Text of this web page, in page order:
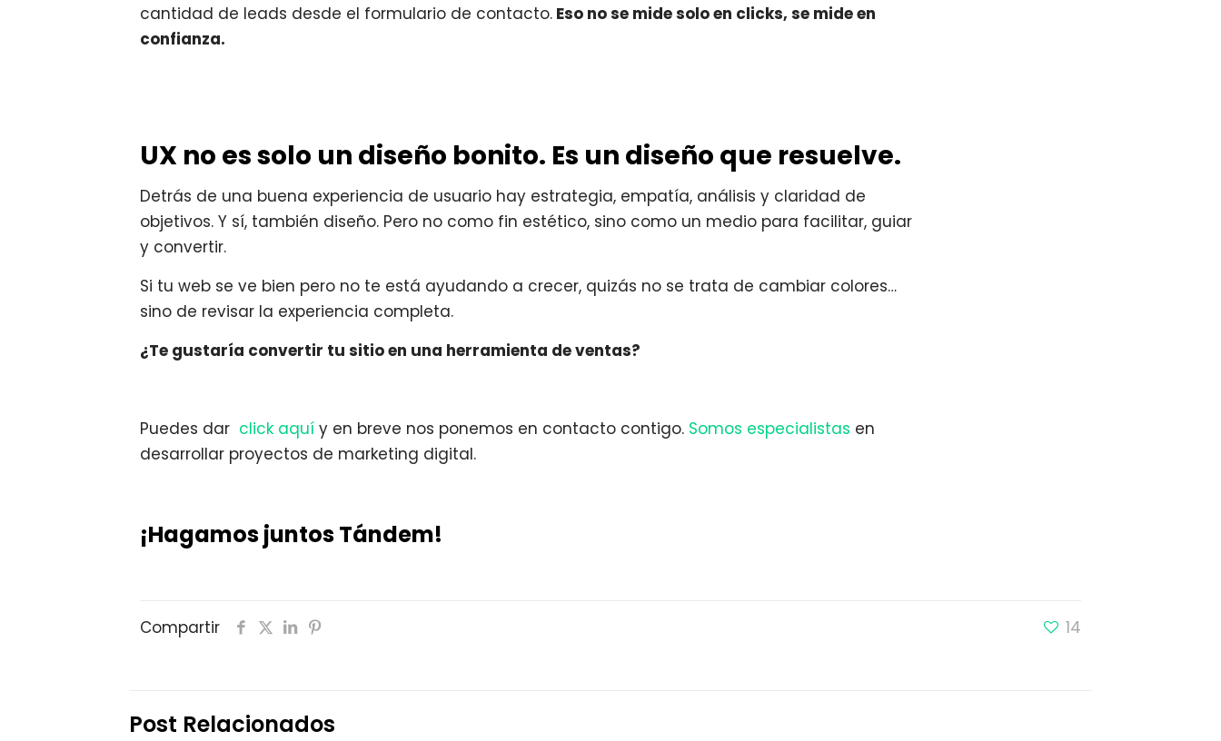
cantidad de leads desde el formulario de contacto. Eso no se mide solo en clicks, se mide en
confianza.
UX no es solo un diseño bonito. Es un diseño que resuelve.
Detrás de una buena experiencia de usuario hay estrategia, empatía, análisis y claridad de
objetivos. Y sí, también diseño. Pero no como fin estético, sino como un medio para facilitar, guiar
y convertir.
Si tu web se ve bien pero no te está ayudando a crecer, quizás no se trata de cambiar colores…
sino de revisar la experiencia completa.
¿Te gustaría convertir tu sitio en una herramienta de ventas?
Puedes dar click aquí y en breve nos ponemos en contacto contigo. Somos especialistas en
desarrollar proyectos de marketing digital.
¡Hagamos juntos Tándem!
Compartir 14
Post Relacionados